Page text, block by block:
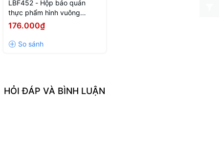
LBF452 - Hộp bảo quản
thực phẩm hình vuông
Bisfree Modular 1L
176.000₫
HỎI ĐÁP VÀ BÌNH LUẬN